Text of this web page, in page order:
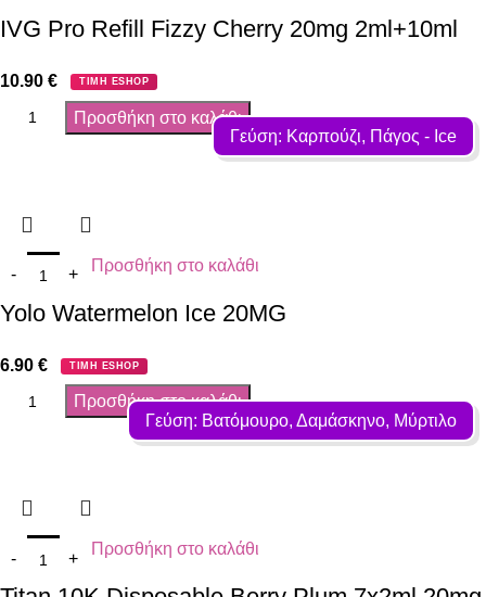
IVG Pro Refill Fizzy Cherry 20mg 2ml+10ml
10.90 € ΤΙΜΗ ESHOP
Προσθήκη στο καλάθι
Γεύση: Καρπούζι, Πάγος - Ιce
Προσθήκη στο καλάθι
Yolo Watermelon Ice 20MG
6.90 € ΤΙΜΗ ESHOP
Προσθήκη στο καλάθι
Γεύση: Βατόμουρο, Δαμάσκηνο, Μύρτιλο
Προσθήκη στο καλάθι